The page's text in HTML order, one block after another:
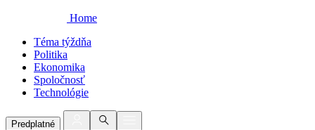
Home
Téma týždňa
Politika
Ekonomika
Spoločnosť
Technológie
Predplatné